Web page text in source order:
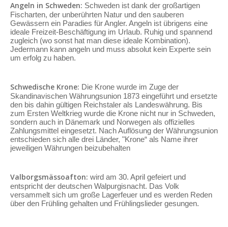
Angeln in Schweden: Schweden ist dank der großartigen
Fischarten, der unberührten Natur und den sauberen
Gewässern ein Paradies für Angler. Angeln ist übrigens eine
ideale Freizeit-Beschäftigung im Urlaub. Ruhig und spannend
zugleich (wo sonst hat man diese ideale Kombination).
Jedermann kann angeln und muss absolut kein Experte sein
um erfolg zu haben.
Schwedische Krone: Die Krone wurde im Zuge der
Skandinavischen Währungsunion 1873 eingeführt und ersetzte
den bis dahin gültigen Reichstaler als Landeswährung. Bis
zum Ersten Weltkrieg wurde die Krone nicht nur in Schweden,
sondern auch in Dänemark und Norwegen als offizielles
Zahlungsmittel eingesetzt. Nach Auflösung der Währungsunion
entschieden sich alle drei Länder, "Krone“ als Name ihrer
jeweiligen Währungen beizubehalten
Valborgsmässoafton: wird am 30. April gefeiert und
entspricht der deutschen Walpurgisnacht. Das Volk
versammelt sich um große Lagerfeuer und es werden Reden
über den Frühling gehalten und Frühlingslieder gesungen.